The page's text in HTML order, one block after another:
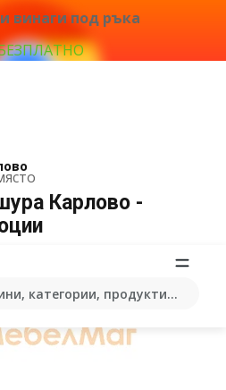
винаги под ръка
БЕЗПЛАТНО
категории, продукти...
Карлово -